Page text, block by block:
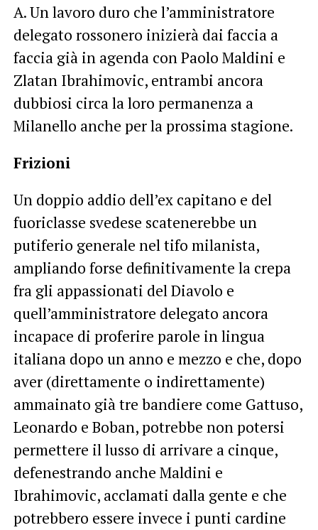
A. Un lavoro duro che l’amministratore
delegato rossonero inizierà dai faccia a
faccia già in agenda con Paolo Maldini e
Zlatan Ibrahimovic, entrambi ancora
dubbiosi circa la loro permanenza a
Milanello anche per la prossima stagione.
Frizioni
Un doppio addio dell’ex capitano e del
fuoriclasse svedese scatenerebbe un
putiferio generale nel tifo milanista,
ampliando forse definitivamente la crepa
fra gli appassionati del Diavolo e
quell’amministratore delegato ancora
incapace di proferire parole in lingua
italiana dopo un anno e mezzo e che, dopo
aver (direttamente o indirettamente)
ammainato già tre bandiere come Gattuso,
Leonardo e Boban, potrebbe non potersi
permettere il lusso di arrivare a cinque,
defenestrando anche Maldini e
Ibrahimovic, acclamati dalla gente e che
potrebbero essere invece i punti cardine